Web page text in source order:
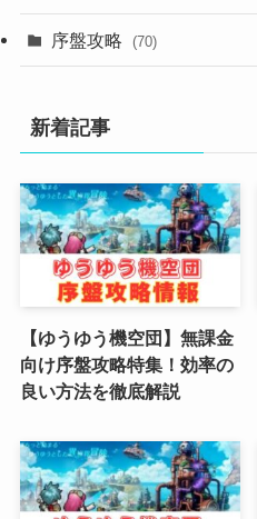
(2)
(4)
(1)
(4)
序盤攻略 (70)
新着記事
【ゆうゆう機空団】無課金
向け序盤攻略特集！効率の
良い方法を徹底解説